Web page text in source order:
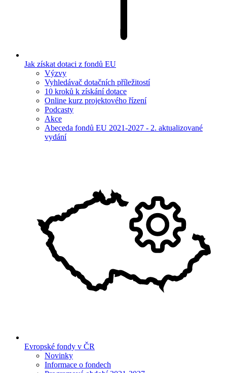
Jak získat dotaci z fondů EU
Výzvy
Vyhledávač dotačních příležitostí
10 kroků k získání dotace
Online kurz projektového řízení
Podcasty
Akce
Abeceda fondů EU 2021-2027 - 2. aktualizované
vydání
Evropské fondy v ČR
Novinky
Informace o fondech